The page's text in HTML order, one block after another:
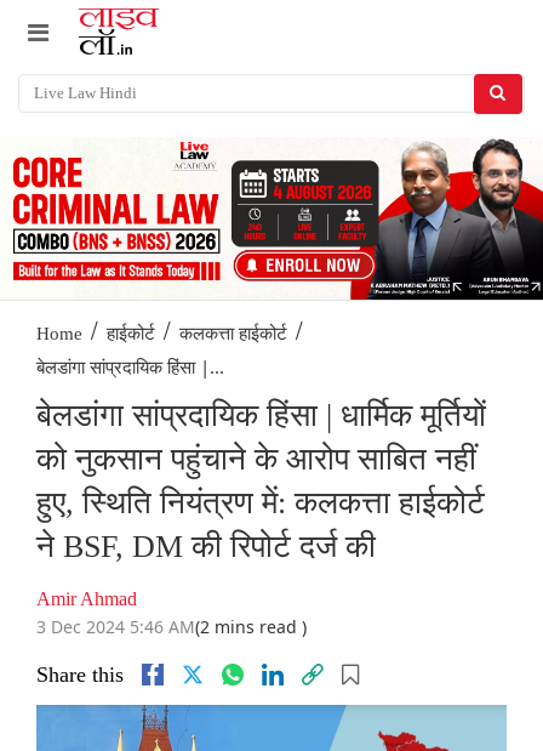
Home / हाईकोर्ट / कलकत्ता हाईकोर्ट /
बेलडांगा सांप्रदायिक हिंसा |...
बेलडांगा सांप्रदायिक हिंसा | धार्मिक मूर्तियों
को नुकसान पहुंचाने के आरोप साबित नहीं
हुए, स्थिति नियंत्रण में: कलकत्ता हाईकोर्ट
ने BSF, DM की रिपोर्ट दर्ज की
Amir Ahmad
3 Dec 2024 5:46 AM(2 mins read )
Share this